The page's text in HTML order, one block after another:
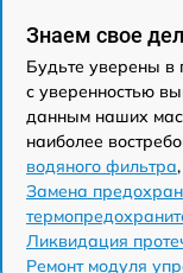
Знаем свое
Будьте уверены в
с уверенностью
данным наших
наиболее
водяного фильтра,
Замена
Ликвидация
Ремонт модуля